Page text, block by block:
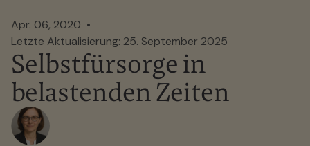
Apr. 06, 2020
Letzte Aktualisierung: 25. September 2025
Selbstfürsorge in
belastenden Zeiten